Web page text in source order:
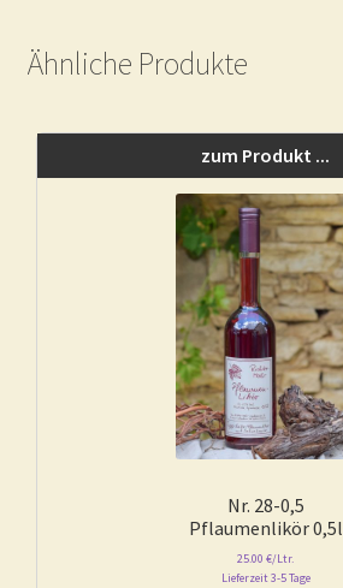
Ähnliche Produkte
Nr. 28-0,5
Pflaumenlikör 0,5l
25.00 €/Ltr.
Lieferzeit 3-5 Tage
zum Produkt ...